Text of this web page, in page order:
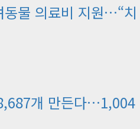
동물 의료비 지원…“치
개 만든다…1,004